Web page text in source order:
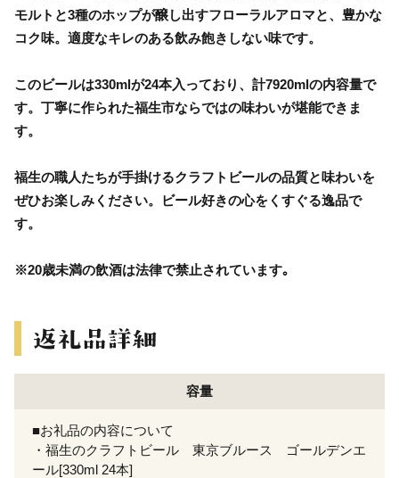
モルトと3種のホップが醸し出すフローラルアロマと、豊かな
コク味。適度なキレのある飲み飽きしない味です。
このビールは330mlが24本入っており、計7920mlの内容量で
す。丁寧に作られた福生市ならではの味わいが堪能できま
す。
福生の職人たちが手掛けるクラフトビールの品質と味わいを
ぜひお楽しみください。ビール好きの心をくすぐる逸品で
す。
※20歳未満の飲酒は法律で禁止されています｡
容量
■お礼品の内容について
・福生のクラフトビール 東京ブルース ゴールデンエ
ール[330ml 24本]